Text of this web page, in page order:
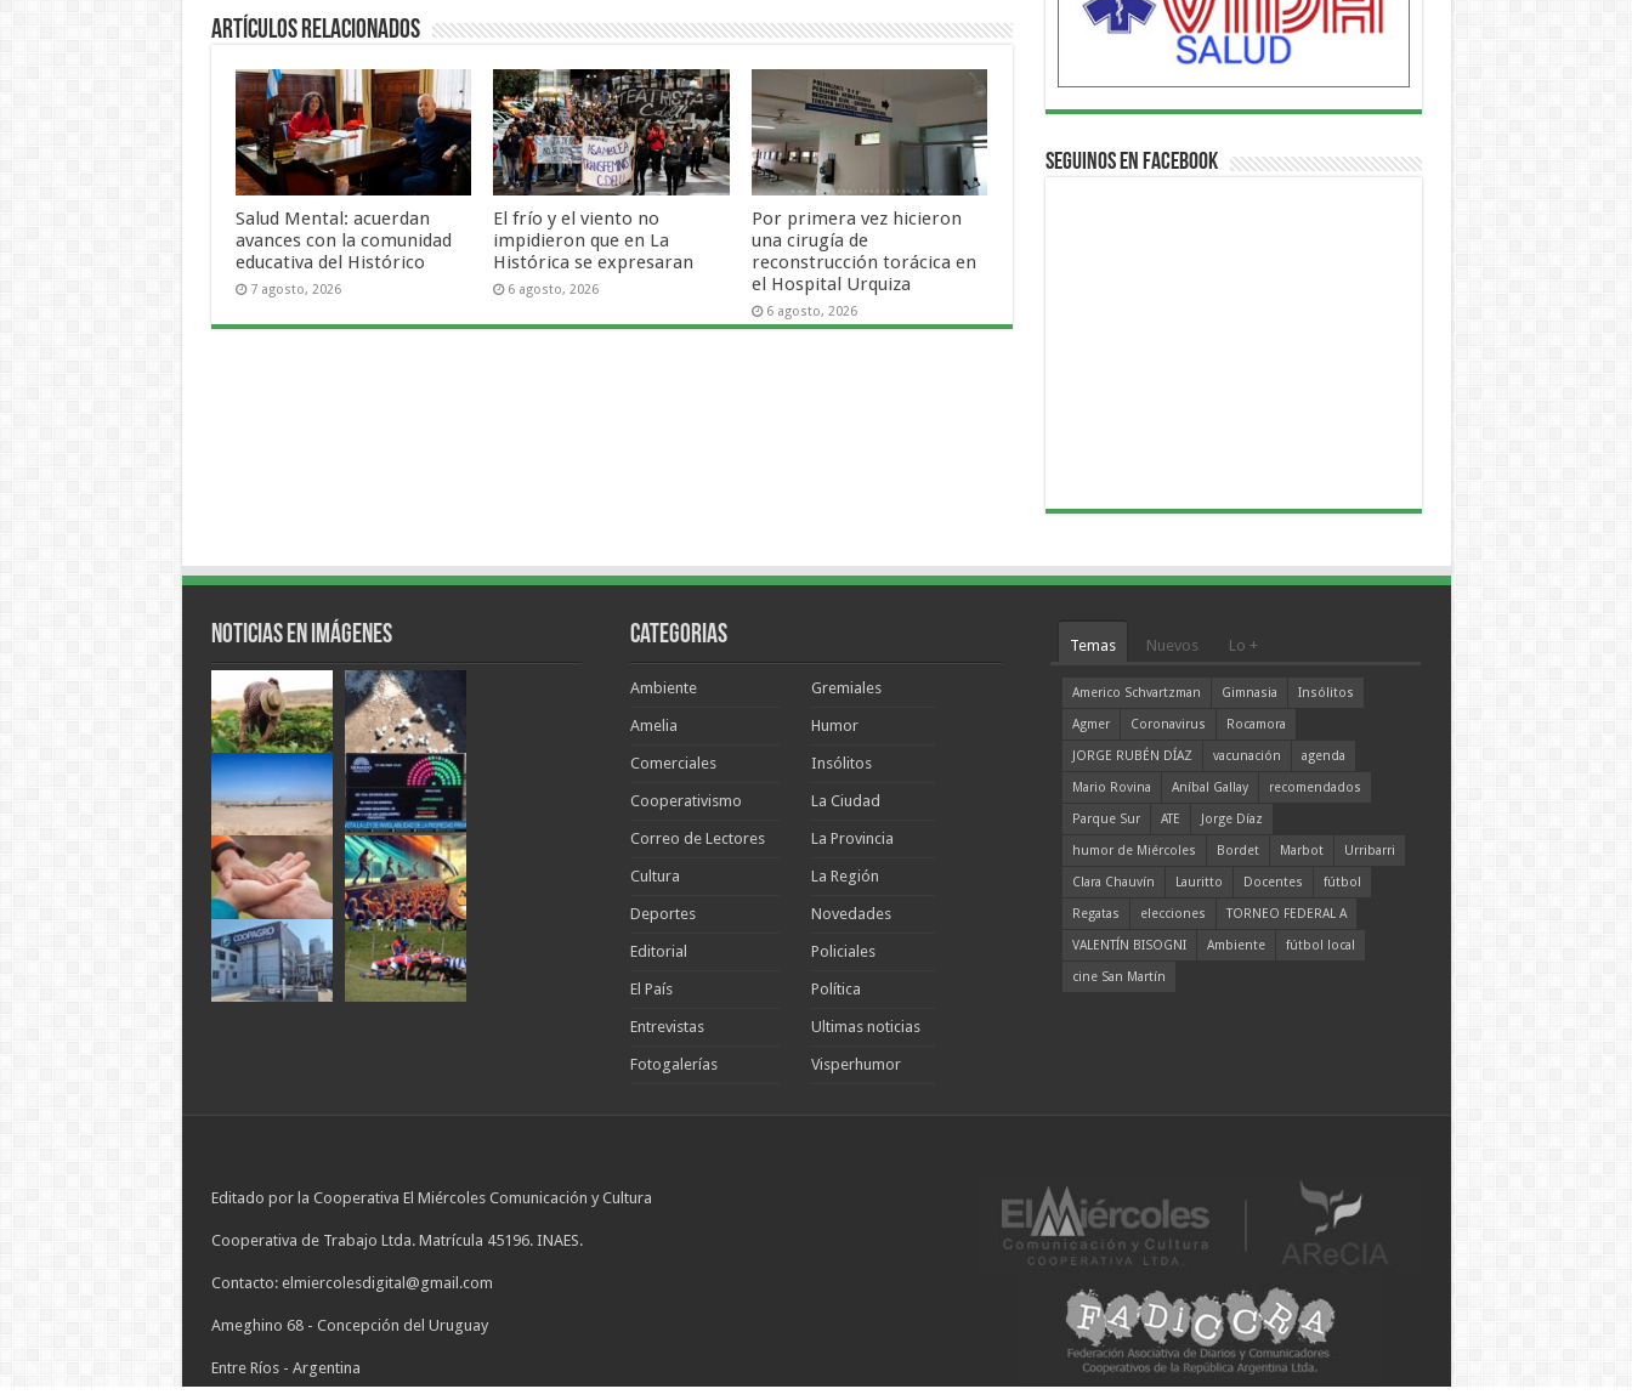
Artículos Relacionados
Salud Mental: acuerdan
avances con la comunidad
educativa del Histórico
7 agosto, 2026
El frío y el viento no
impidieron que en La
Histórica se expresaran
6 agosto, 2026
Por primera vez hicieron
una cirugía de
reconstrucción torácica en
el Hospital Urquiza
6 agosto, 2026
Seguinos en Facebook
Noticias en Imágenes Categorias
Ambiente
Amelia
Comerciales
Cooperativismo
Correo de Lectores
Cultura
Deportes
Editorial
El País
Entrevistas
Fotogalerías
Gremiales
Humor
Insólitos
La Ciudad
La Provincia
La Región
Novedades
Policiales
Política
Ultimas noticias
Visperhumor
Temas Nuevos Lo +
Americo Schvartzman Gimnasia
Insólitos
Agmer
Coronavirus
Rocamora
JORGE RUBÉN DÍAZ
vacunación
agenda
Mario Rovina
Aníbal Gallay
recomendados
Parque Sur
ATE
Jorge Díaz
humor de Miércoles
Bordet Marbot
Urribarri
Clara Chauvín
Lauritto Docentes
fútbol
Regatas
elecciones
TORNEO FEDERAL A
VALENTÍN BISOGNI
Ambiente
fútbol local
cine San Martín
Editado por la Cooperativa El Miércoles Comunicación y Cultura
Cooperativa de Trabajo Ltda. Matrícula 45196. INAES.
Contacto: elmiercolesdigital@gmail.com
Ameghino 68 - Concepción del Uruguay
Entre Ríos - Argentina